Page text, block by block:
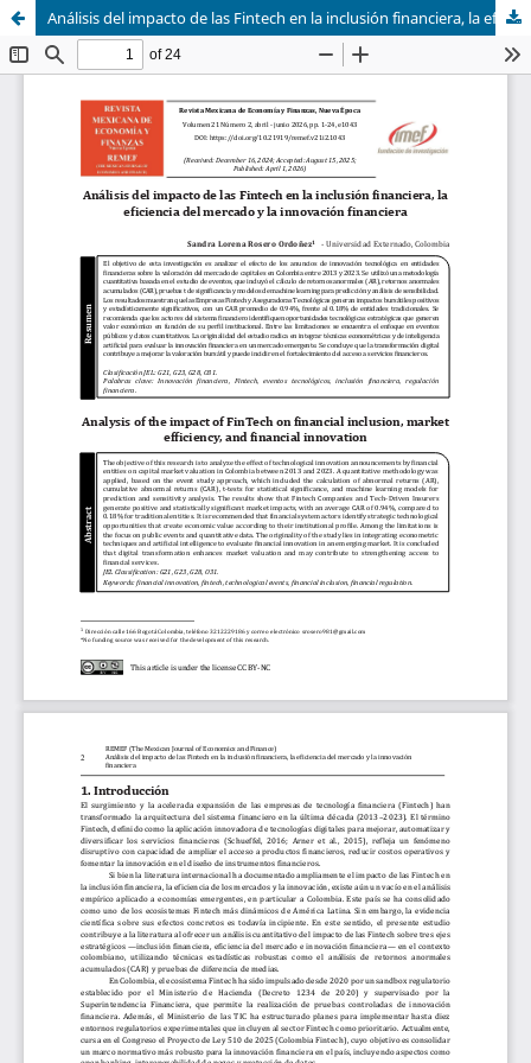
Análisis del impacto de las Fintech en la inclusión financiera, la eficiencia del mercado y la innovación financiera